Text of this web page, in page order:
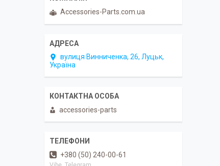
Accessories-Parts.com.ua
вулиця Винниченка, 26, Луцьк,
Україна
accessories-parts
+380 (50) 240-00-61